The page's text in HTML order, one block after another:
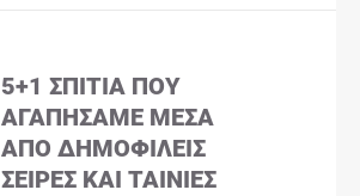
5+1 ΣΠΊΤΙΑ ΠΟΥ
ΑΓΑΠΉΣΑΜΕ ΜΈΣΑ
ΑΠΌ ΔΗΜΟΦΙΛΕΊΣ
ΣΕΙΡΈΣ ΚΑΙ ΤΑΙΝΊΕΣ